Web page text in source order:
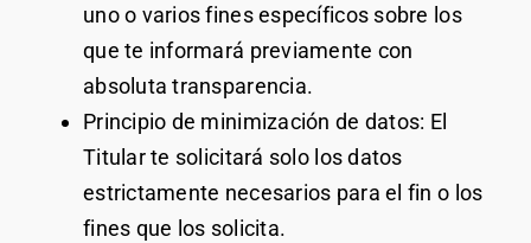
uno o varios fines específicos sobre los
que te informará previamente con
absoluta transparencia.
Principio de minimización de datos: El
Titular te solicitará solo los datos
estrictamente necesarios para el fin o los
fines que los solicita.